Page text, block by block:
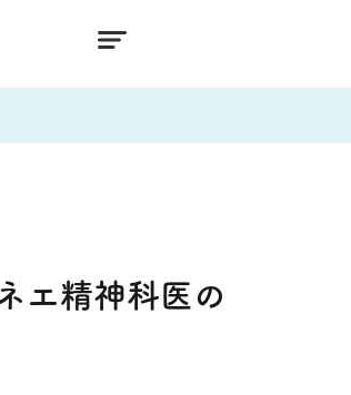
エ精神科医の